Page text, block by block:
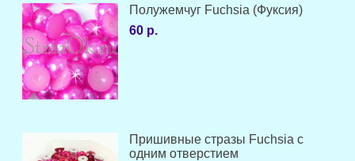
Полужемчуг Fuchsia (Фуксия)
60 р.
Пришивные стразы Fuchsia с
одним отверстием